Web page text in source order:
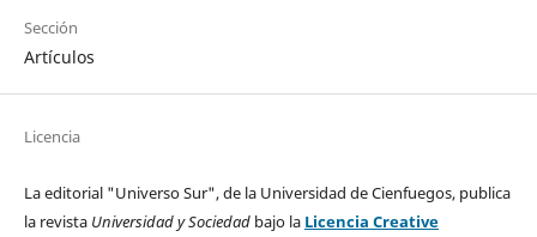
Sección
Artículos
Licencia
La editorial "Universo Sur", de la Universidad de Cienfuegos, publica
la revista Universidad y Sociedad bajo la Licencia Creative